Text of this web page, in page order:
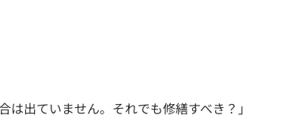
は出ていません。それでも修繕すべき？」